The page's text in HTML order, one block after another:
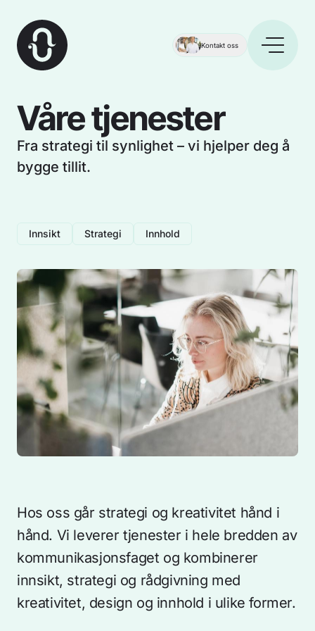
Kontakt oss
Fra strategi til synlighet – vi hjelper deg å
bygge tillit.
Våretjenester
Innsikt Strategi Innhold
Hos oss går strategi og kreativitet hånd i
hånd. Vi leverer tjenester i hele bredden av
kommunikasjonsfaget og kombinerer
innsikt, strategi og rådgivning med
kreativitet, design og innhold i ulike former.